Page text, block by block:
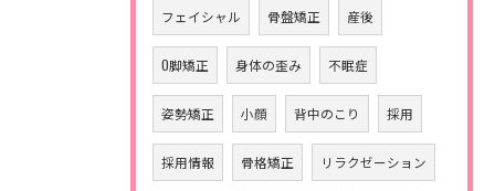
フェイシャル 骨盤矯正 産後
O脚矯正 身体の歪み 不眠症
姿勢矯正 小顔 背中のこり 採用
採用情報 骨格矯正 リラクゼーション